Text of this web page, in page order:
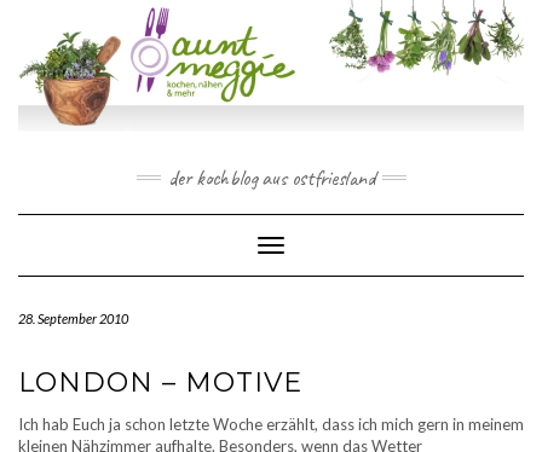
content
der kochblog aus ostfriesland
Toggle Navigation
28. September 2010
LONDON – MOTIVE
Ich hab Euch ja schon letzte Woche erzählt, dass ich mich gern in meinem
kleinen Nähzimmer aufhalte. Besonders, wenn das Wetter